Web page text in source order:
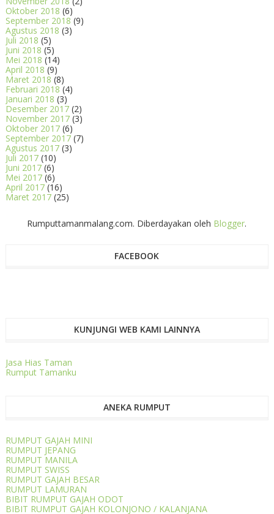
Oktober 2018 (6)
September 2018 (9)
Agustus 2018 (3)
Juli 2018 (5)
Juni 2018 (5)
Mei 2018 (14)
April 2018 (9)
Maret 2018 (8)
Februari 2018 (4)
Januari 2018 (3)
Desember 2017(2)
November 2017(3)
Oktober 2017(6)
September 2017(7)
Agustus 2017(3)
Juli 2017(10)
Juni 2017(6)
Mei 2017(6)
April 2017(16)
Maret 2017(25)
Rumputtamanmalang.com. Diberdayakan oleh Blogger.
FACEBOOK
KUNJUNGI WEB KAMI LAINNYA
Jasa Hias Taman
Rumput Tamanku
ANEKA RUMPUT
RUMPUT GAJAH MINI
RUMPUT JEPANG
RUMPUT MANILA
RUMPUT SWISS
RUMPUT GAJAH BESAR
RUMPUT LAMURAN
BIBIT RUMPUT GAJAH ODOT
BIBIT RUMPUT GAJAH KOLONJONO / KALANJANA